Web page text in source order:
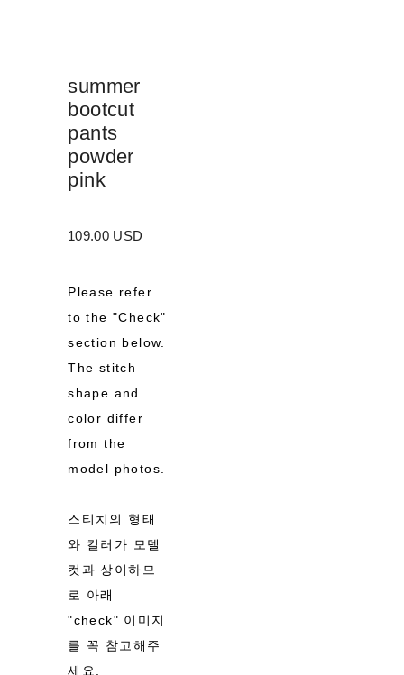
summer
bootcut
pants
powder
pink
109.00 USD
Please refer
to the "Check"
section below.
The stitch
shape and
color differ
from the
model photos.
스티치의 형태
와 컬러가 모델
컷과 상이하므
로 아래
"check" 이미지
를 꼭 참고해주
세요.